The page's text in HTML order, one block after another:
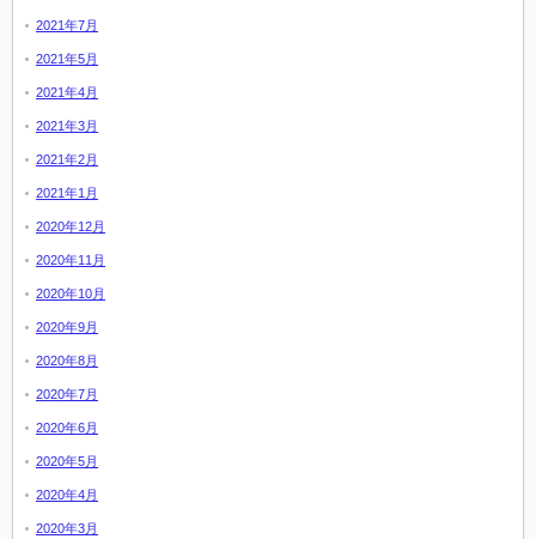
2021年7月
2021年5月
2021年4月
2021年3月
2021年2月
2021年1月
2020年12月
2020年11月
2020年10月
2020年9月
2020年8月
2020年7月
2020年6月
2020年5月
2020年4月
2020年3月